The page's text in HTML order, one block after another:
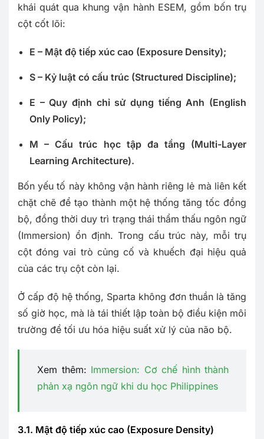
khái quát qua khung vận hành ESEM, gồm bốn trụ
cột cốt lõi:
E – Mật độ tiếp xúc cao (Exposure Density);
S – Kỷ luật có cấu trúc (Structured Discipline);
E – Quy định chỉ sử dụng tiếng Anh (English
Only Policy);
M – Cấu trúc học tập đa tầng (Multi-Layer
Learning Architecture).
Bốn yếu tố này không vận hành riêng lẻ mà liên kết
chặt chẽ để tạo thành một hệ thống tăng tốc đồng
bộ, đồng thời duy trì trạng thái thẩm thấu ngôn ngữ
(Immersion) ổn định. Trong cấu trúc này, mỗi trụ
cột đóng vai trò củng cố và khuếch đại hiệu quả
của các trụ cột còn lại.
Ở cấp độ hệ thống, Sparta không đơn thuần là tăng
số giờ học, mà là tái thiết lập toàn bộ điều kiện môi
trường để tối ưu hóa hiệu suất xử lý của não bộ.
Xem thêm: Immersion: Cơ chế hình thành
phản xạ ngôn ngữ khi du học Philippines
3.1. Mật độ tiếp xúc cao (Exposure Density)